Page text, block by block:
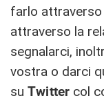
farlo attraverso
attraverso la
segnalarci,
vostra o darci
su Twitter col